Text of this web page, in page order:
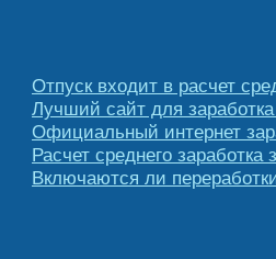
Отпуск входит в расчет
Лучший сайт для
Официальный интернет
Расчет среднего
Включаются ли